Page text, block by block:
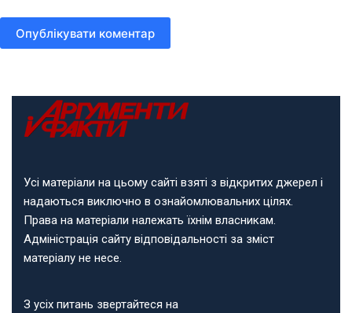
Опублікувати коментар
Усі матеріали на цьому сайті взяті з відкритих джерел і
надаються виключно в ознайомлювальних цілях.
Права на матеріали належать їхнім власникам.
Адміністрація сайту відповідальності за зміст
матеріалу не несе.
З усіх питань звертайтеся на